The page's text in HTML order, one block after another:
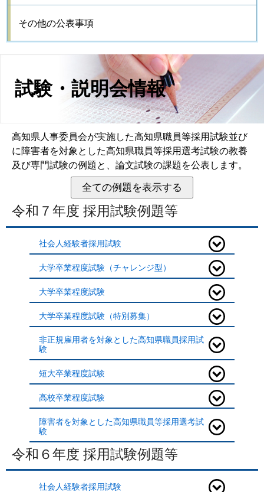
試験・説明会情報
高知県人事委員会が実施した高知県職員等採用試験並び
に障害者を対象とした高知県職員等採用選考試験の教養
及び専門試験の例題と、論文試験の課題を公表します。
全ての例題を表示する
令和７年度 採用試験例題等
社会人経験者採用試験
大学卒業程度試験（チャレンジ型）
大学卒業程度試験
大学卒業程度試験（特別募集）
非正規雇用者を対象とした高知県職員採用試
験
短大卒業程度試験
高校卒業程度試験
障害者を対象とした高知県職員等採用選考試
験
令和６年度 採用試験例題等
社会人経験者採用試験
その他の公表事項